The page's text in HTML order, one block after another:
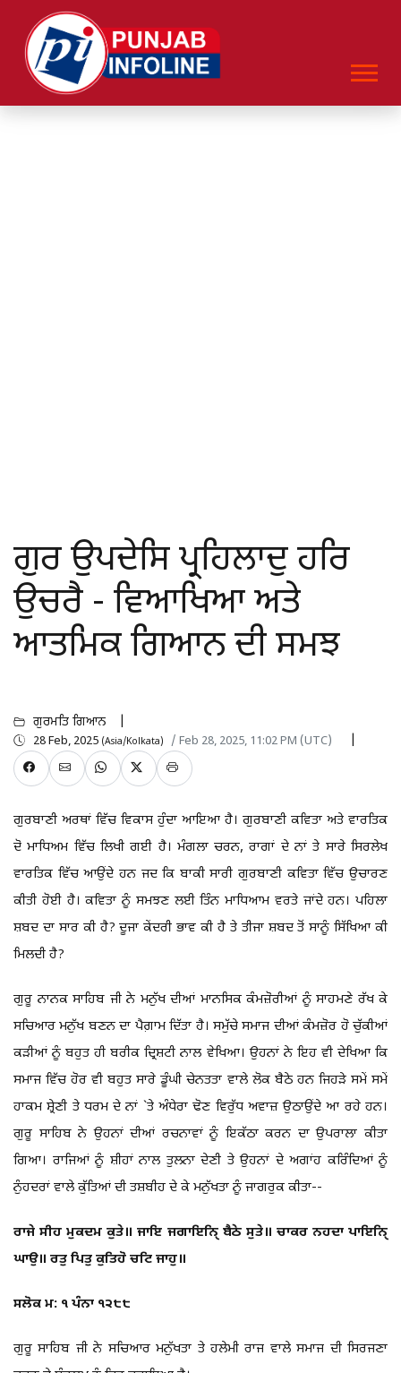
ਗੁਰ ਉਪਦੇਸਿ ਪ੍ਰਹਿਲਾਦੁ ਹਰਿ
ਉਚਰੈ - ਵਿਆਖਿਆ ਅਤੇ
ਆਤਮਿਕ ਗਿਆਨ ਦੀ ਸਮਝ
ਗੁਰਮਤਿ ਗਿਆਨ
28 Feb, 2025 (Asia/Kolkata) / Feb 28, 2025, 11:02 PM (UTC)
ਗੁਰਬਾਣੀ ਅਰਥਾਂ ਵਿੱਚ ਵਿਕਾਸ ਹੁੰਦਾ ਆਇਆ ਹੈ। ਗੁਰਬਾਣੀ ਕਵਿਤਾ ਅਤੇ ਵਾਰਤਿਕ
ਦੋ ਮਾਧਿਅਮ ਵਿੱਚ ਲਿਖੀ ਗਈ ਹੈ। ਮੰਗਲਾ ਚਰਨ, ਰਾਗਾਂ ਦੇ ਨਾਂ ਤੇ ਸਾਰੇ ਸਿਰਲੇਖ
ਵਾਰਤਿਕ ਵਿੱਚ ਆਉਂਦੇ ਹਨ ਜਦ ਕਿ ਬਾਕੀ ਸਾਰੀ ਗੁਰਬਾਣੀ ਕਵਿਤਾ ਵਿੱਚ ਉਚਾਰਣ
ਕੀਤੀ ਹੋਈ ਹੈ। ਕਵਿਤਾ ਨੂੰ ਸਮਝਣ ਲਈ ਤਿੰਨ ਮਾਧਿਆਮ ਵਰਤੇ ਜਾਂਦੇ ਹਨ। ਪਹਿਲਾ
ਸ਼ਬਦ ਦਾ ਸਾਰ ਕੀ ਹੈ? ਦੂਜਾ ਕੇਂਦਰੀ ਭਾਵ ਕੀ ਹੈ ਤੇ ਤੀਜਾ ਸ਼ਬਦ ਤੋਂ ਸਾਨੂੰ ਸਿੱਖਿਆ ਕੀ
ਮਿਲਦੀ ਹੈ?
ਗੁਰੂ ਨਾਨਕ ਸਾਹਿਬ ਜੀ ਨੇ ਮਨੁੱਖ ਦੀਆਂ ਮਾਨਸਿਕ ਕੰਮਜ਼ੋਰੀਆਂ ਨੂੰ ਸਾਹਮਣੇ ਰੱਖ ਕੇ
ਸਚਿਆਰ ਮਨੁੱਖ ਬਣਨ ਦਾ ਪੈਗ਼ਾਮ ਦਿੱਤਾ ਹੈ। ਸਮੁੱਚੇ ਸਮਾਜ ਦੀਆਂ ਕੰਮਜ਼ੋਰ ਹੋ ਚੁੱਕੀਆਂ
ਕੜੀਆਂ ਨੂੰ ਬਹੁਤ ਹੀ ਬਰੀਕ ਦ੍ਰਿਸ਼ਟੀ ਨਾਲ ਵੇਖਿਆ। ਉਹਨਾਂ ਨੇ ਇਹ ਵੀ ਦੇਖਿਆ ਕਿ
ਸਮਾਜ ਵਿੱਚ ਹੋਰ ਵੀ ਬਹੁਤ ਸਾਰੇ ਡੂੰਘੀ ਚੇਨਤਤਾ ਵਾਲੇ ਲੋਕ ਬੈਠੇ ਹਨ ਜਿਹੜੇ ਸਮੇਂ ਸਮੇਂ
ਹਾਕਮ ਸ਼੍ਰੇਣੀ ਤੇ ਧਰਮ ਦੇ ਨਾਂ `ਤੇ ਅੰਧੇਰਾ ਢੋਣ ਵਿਰੁੱਧ ਅਵਾਜ਼ ਉਠਾਉਂਦੇ ਆ ਰਹੇ ਹਨ।
ਗੁਰੂ ਸਾਹਿਬ ਨੇ ਉਹਨਾਂ ਦੀਆਂ ਰਚਨਾਵਾਂ ਨੂੰ ਇਕੱਠਾ ਕਰਨ ਦਾ ਉਪਰਾਲਾ ਕੀਤਾ
ਗਿਆ। ਰਾਜਿਆਂ ਨੂੰ ਸ਼ੀਹਾਂ ਨਾਲ ਤੁਲਨਾ ਦੇਣੀ ਤੇ ਉਹਨਾਂ ਦੇ ਅਗਾਂਹ ਕਰਿੰਦਿਆਂ ਨੂੰ
ਨੁੰਹਦਰਾਂ ਵਾਲੇ ਕੁੱਤਿਆਂ ਦੀ ਤਸ਼ਬੀਹ ਦੇ ਕੇ ਮਨੁੱਖਤਾ ਨੂੰ ਜਾਗਰੁਕ ਕੀਤਾ--
ਰਾਜੇ ਸੀਹ ਮੁਕਦਮ ਕੁਤੇ॥ ਜਾਇ ਜਗਾਇਨਿੑ ਬੈਠੇ ਸੁਤੇ॥ ਚਾਕਰ ਨਹਦਾ ਪਾਇਨਿੑ
ਘਾਉ॥ ਰਤੁ ਪਿਤੁ ਕੁਤਿਹੋ ਚਟਿ ਜਾਹੁ॥
ਸਲੋਕ ਮ: ੧ ਪੰਨਾ ੧੨੮੮
ਗੁਰੂ ਸਾਹਿਬ ਜੀ ਨੇ ਸਚਿਆਰ ਮਨੁੱਖਤਾ ਤੇ ਹਲੇਮੀ ਰਾਜ ਵਾਲੇ ਸਮਾਜ ਦੀ ਸਿਰਜਣਾ